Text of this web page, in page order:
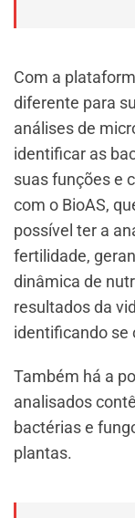
Com a
diferente para
análises de
identificar as
suas funções e
com o BioAS,
possível ter a
fertilidade,
dinâmica de
resultados da
identificando se
Também há a
analisados
bactérias e
plantas.